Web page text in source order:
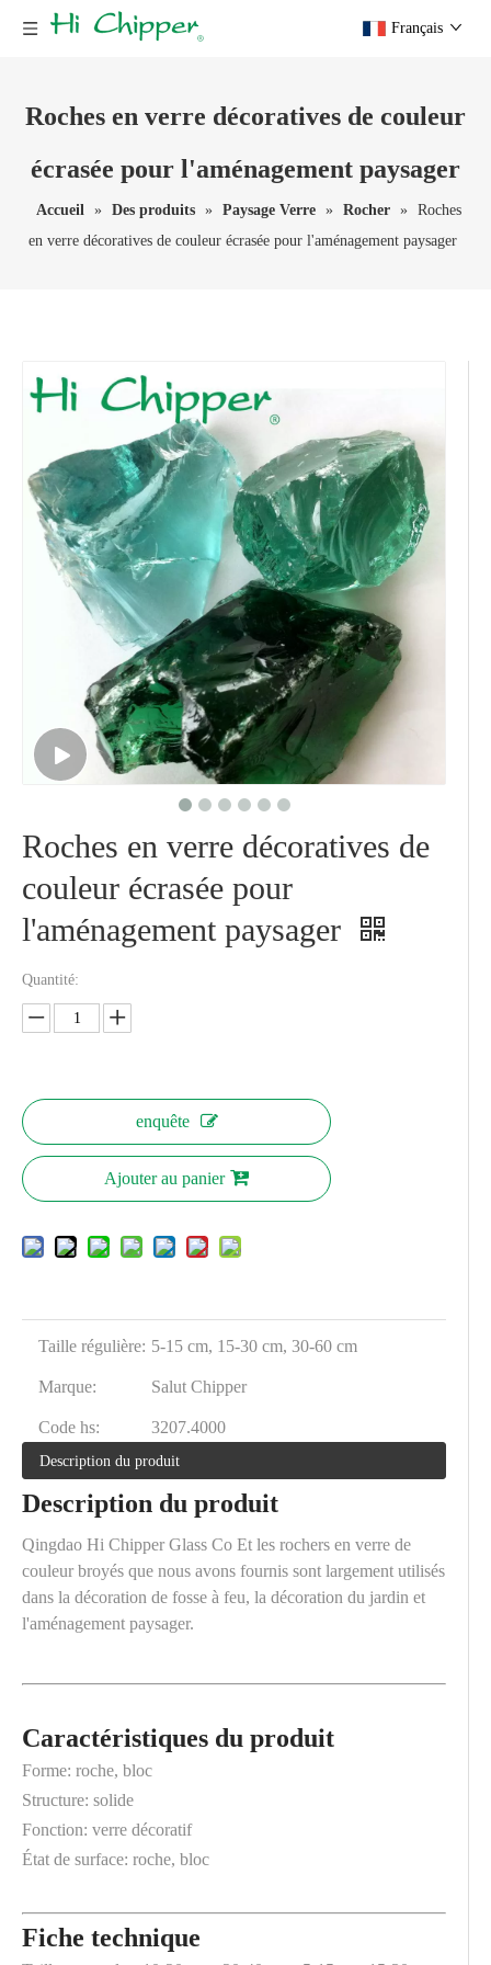
Français
Roches en verre décoratives de couleur
écrasée pour l'aménagement paysager
Accueil » Des produits » Paysage Verre » Rocher » Roches
en verre décoratives de couleur écrasée pour l'aménagement paysager
Roches en verre décoratives de
couleur écrasée pour
l'aménagement paysager
Quantité:
enquête
Ajouter au panier
Taille régulière: 5-15 cm, 15-30 cm, 30-60 cm
Marque: Salut Chipper
Code hs: 3207.4000
Description du produit
Description du produit
Qingdao Hi Chipper Glass Co Et les rochers en verre de
couleur broyés que nous avons fournis sont largement utilisés
dans la décoration de fosse à feu, la décoration du jardin et
l'aménagement paysager.
Caractéristiques du produit
Forme: roche, bloc
Structure: solide
Fonction: verre décoratif
État de surface: roche, bloc
Fiche technique